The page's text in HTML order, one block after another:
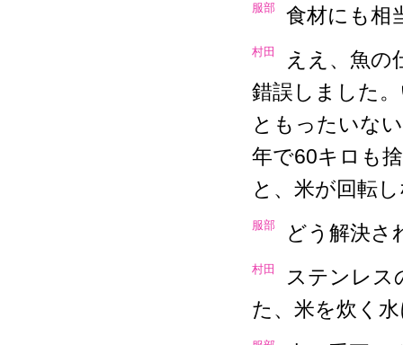
服部 食材にも相
村田
ええ、魚の
錯誤しました
ともったいな
年で60キロも
と、米が回転
服部 どう解決さ
村田
ステンレス
た、米を炊く